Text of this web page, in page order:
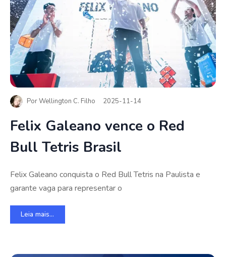
PorWellington C. Filho 2025-11-14
Felix Galeano vence o Red
Bull Tetris Brasil
Felix Galeano conquista o Red Bull Tetris na Paulista e
garante vaga para representar o
Leia mais...